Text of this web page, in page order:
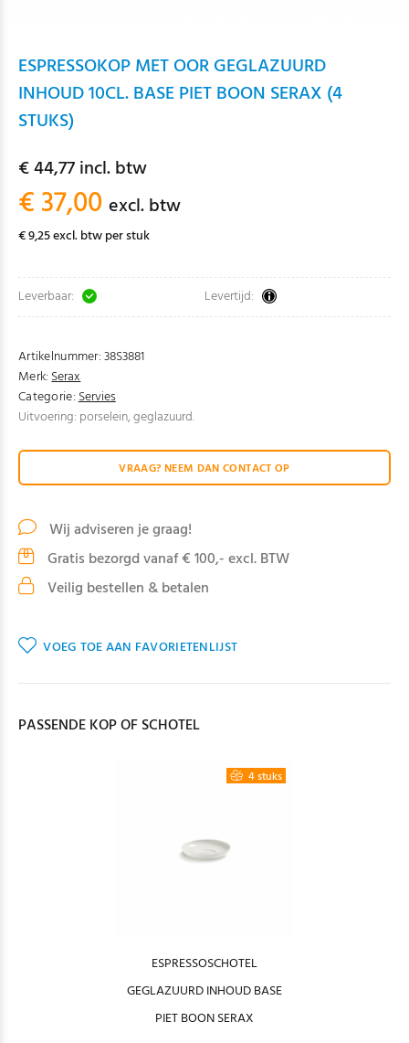
ESPRESSOKOP MET OOR GEGLAZUURD
INHOUD 10CL. BASE PIET BOON SERAX (4
STUKS)
€ 44,77 incl. btw
€ 37,00 excl. btw
€ 9,25 excl. btw per stuk
Leverbaar: Levertijd:
Artikelnummer:38S3881
Merk:Serax
Categorie:Servies
Uitvoering: porselein, geglazuurd.
VRAAG? NEEM DAN CONTACT OP
Wij adviseren je graag!
Gratis bezorgd vanaf € 100,- excl. BTW
Veilig bestellen & betalen
VOEG TOE AAN FAVORIETENLIJST
PASSENDE KOP OF SCHOTEL
4 stuks
ESPRESSOSCHOTEL
GEGLAZUURD INHOUD BASE
PIET BOON SERAX